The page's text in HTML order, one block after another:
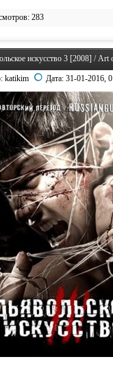
283
искусство 3 [2008] / Art
katikim Дата: 31-01-2016,